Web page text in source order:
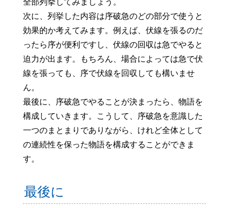
全部列挙してみましょう。
次に、列挙した内容は序破急のどの部分で使うと
効果的か考えてみます。例えば、伏線を張るのだ
ったら序が便利ですし、伏線の回収は急でやると
迫力が出ます。もちろん、場合によっては急で伏
線を張っても、序で伏線を回収しても構いませ
ん。
最後に、序破急でやることが決まったら、物語を
構成していきます。こうして、序破急を意識した
一つのまとまりでありながら、けれど全体として
の連続性を保った物語を構成することができま
す。
最後に